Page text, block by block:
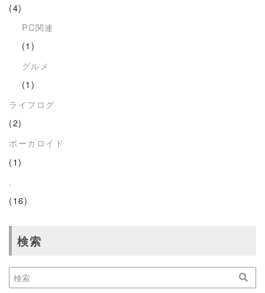
(4)
PC関連
(1)
グルメ
(1)
ライフログ
(2)
ボーカロイド
(1)
.
(16)
検索